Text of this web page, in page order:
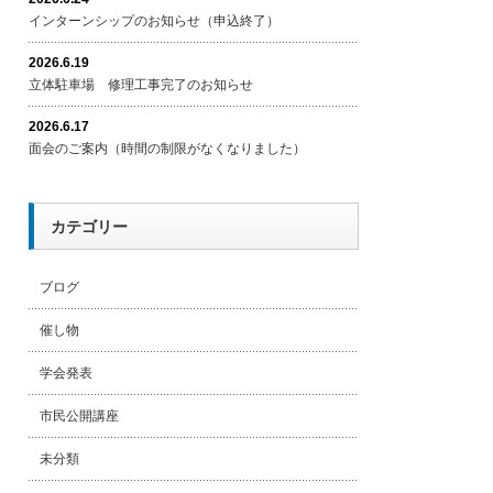
インターンシップのお知らせ（申込終了）
2026.6.19
立体駐車場 修理工事完了のお知らせ
2026.6.17
面会のご案内（時間の制限がなくなりました）
カテゴリー
ブログ
催し物
学会発表
市民公開講座
未分類